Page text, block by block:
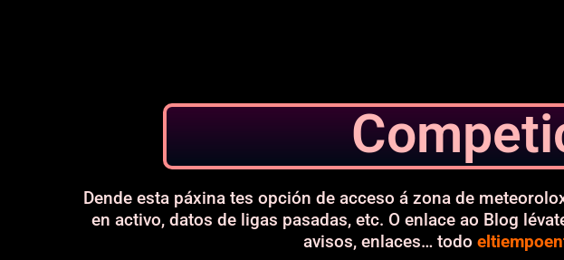
Dende esta páxina tes opción de acceso á zona de
en activo, datos de ligas pasadas, etc. O enlace ao Blog
avisos, enlaces… todo